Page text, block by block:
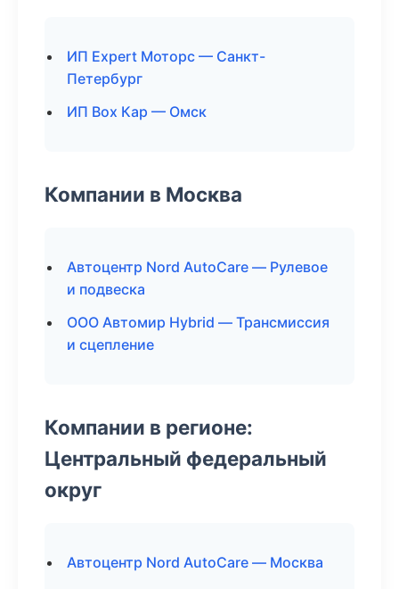
ИП Expert Моторс — Санкт-
Петербург
ИП Box Кар — Омск
Компании в Москва
Автоцентр Nord AutoCare — Рулевое
и подвеска
ООО Автомир Hybrid — Трансмиссия
и сцепление
Компании в регионе:
Центральный федеральный
округ
Автоцентр Nord AutoCare — Москва